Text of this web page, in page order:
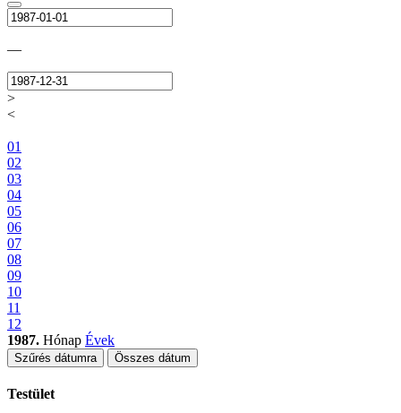
—
>
<
01
02
03
04
05
06
07
08
09
10
11
12
1987. Hónap Évek
Szűrés dátumra Összes dátum
Testület